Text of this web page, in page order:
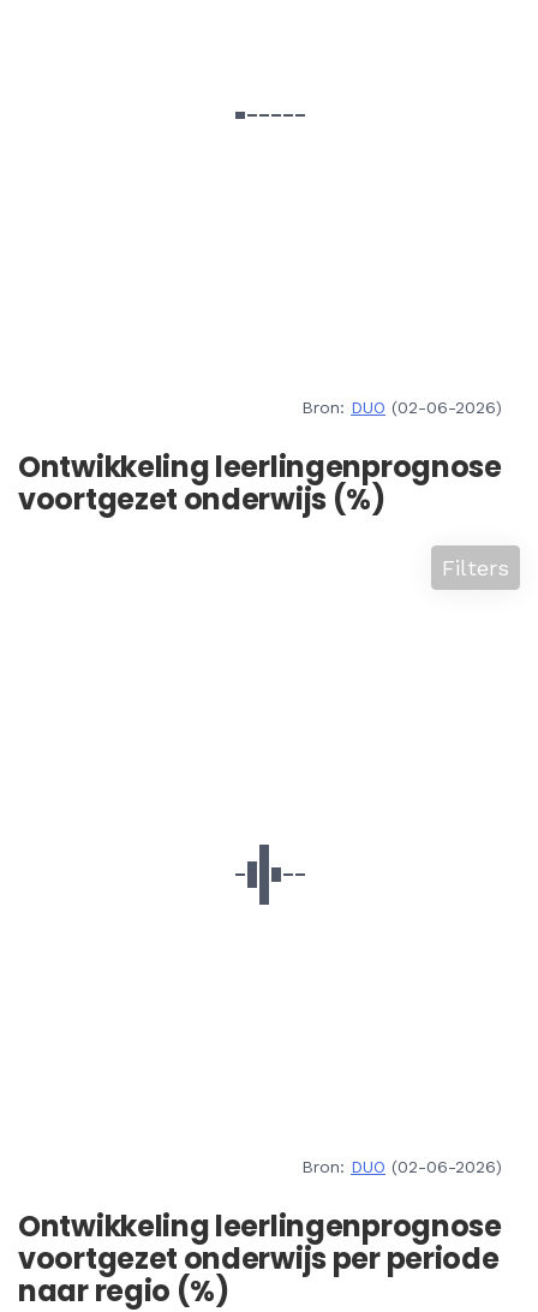
Bron: DUO (02-06-2026)
Ontwikkeling leerlingenprognose
voortgezet onderwijs (%)
Filters
Bron: DUO (02-06-2026)
Ontwikkeling leerlingenprognose
voortgezet onderwijs per periode
naar regio (%)